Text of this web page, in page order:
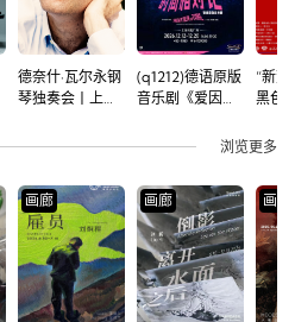
德奈什·瓦尔永钢
琴独奏会丨上海
(q1212)德语原版
音乐剧《爱因斯
“新荒
黑色
碑必
浏览更多
画廊 画廊 画廊